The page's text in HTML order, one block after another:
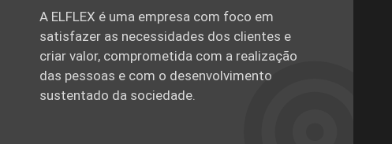
A ELFLEX é uma empresa com foco em
satisfazer as necessidades dos clientes e
criar valor, comprometida com a realização
das pessoas e com o desenvolvimento
sustentado da sociedade.